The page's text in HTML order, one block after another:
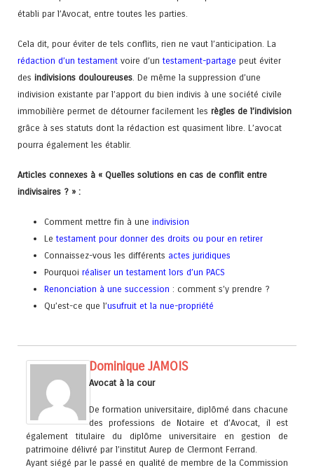
établi par l’Avocat, entre toutes les parties.
Cela dit, pour éviter de tels conflits, rien ne vaut l’anticipation. La
rédaction d’un testament voire d’untestament-partage peut éviter
des indivisions douloureuses . De même la suppression d’une
indivision existante par l’apport du bien indivis à une société civile
immobilière permet de détourner facilement les règles de l’indivision
grâce à ses statuts dont la rédaction est quasiment libre. L’avocat
pourra également les établir.
Articles connexes à « Quelles solutions en cas de conflit entre
indivisaires ? » :
Comment mettre fin à uneindivision
Letestament pour donner des droits ou pour en retirer
Connaissez-vous les différents actes juridiques
Pourquoi réaliser un testament lors d’un PACS
Renonciation à une succession : comment s’y prendre ?
Qu’est-ce que l’usufruit et la nue-propriété
Dominique JAMOIS
Avocat à la cour
De formation universitaire, diplômé dans chacune
des professions de Notaire et d’Avocat, il est
également titulaire du diplôme universitaire en gestion de
patrimoine délivré par l’institut Aurep de Clermont Ferrand.
Ayant siégé par le passé en qualité de membre de la Commission